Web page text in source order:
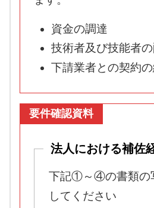
資金の調達
技術者及び技能者
下請業者との契約
要件確認資料
法人における補佐
下記①～④の書類の
してください